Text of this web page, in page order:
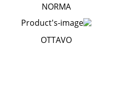
NORMA
OTTAVO